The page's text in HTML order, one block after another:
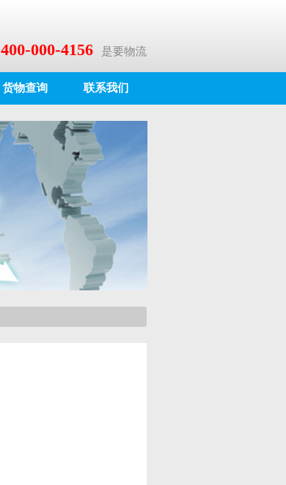
400-000-4156 是要物流
货物查询 联系我们